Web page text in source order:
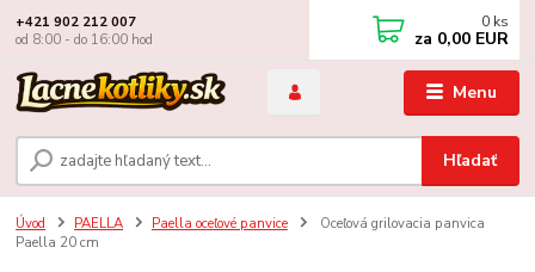
Menu
Hľadať
+421 902 212 007
od 8:00 - do 16:00 hod
0 ks
za 0,00 EUR
Úvod PAELLA Paella oceľové panvice
Oceľová grilovacia panvica
Paella 20 cm